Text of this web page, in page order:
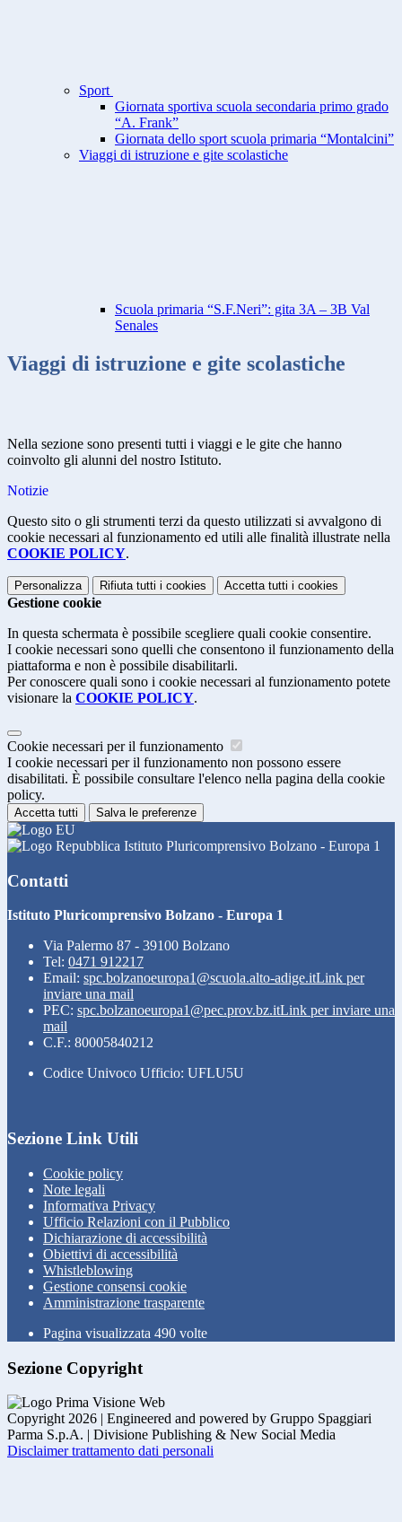
Sport
Giornata sportiva scuola secondaria primo grado
“A. Frank”
Giornata dello sport scuola primaria “Montalcini”
Viaggi di istruzione e gite scolastiche
Scuola primaria “S.F.Neri”: gita 3A – 3B Val
Senales
Viaggi di istruzione e gite scolastiche
Nella sezione sono presenti tutti i viaggi e le gite che hanno
coinvolto gli alunni del nostro Istituto.
Notizie
Questo sito o gli strumenti terzi da questo utilizzati si avvalgono di
cookie necessari al funzionamento ed utili alle finalità illustrate nella
COOKIE POLICY.
Personalizza Rifiuta tutti i cookies Accetta tutti i cookies
Gestione cookie
In questa schermata è possibile scegliere quali cookie consentire.
I cookie necessari sono quelli che consentono il funzionamento della
piattaforma e non è possibile disabilitarli.
Per conoscere quali sono i cookie necessari al funzionamento potete
visionare la COOKIE POLICY.
Cookie necessari per il funzionamento
I cookie necessari per il funzionamento non possono essere
disabilitati. È possibile consultare l'elenco nella pagina della cookie
policy.
Accetta tutti Salva le preferenze
Istituto Pluricomprensivo Bolzano - Europa 1
Contatti
Istituto Pluricomprensivo Bolzano - Europa 1
Via Palermo 87 - 39100 Bolzano
Tel: 0471 912217
Email: spc.bolzanoeuropa1@scuola.alto-adige.itLink per
inviare una mail
PEC: spc.bolzanoeuropa1@pec.prov.bz.itLink per inviare una
mail
C.F.: 80005840212
Codice Univoco Ufficio: UFLU5U
Sezione Link Utili
Cookie policy
Note legali
Informativa Privacy
Ufficio Relazioni con il Pubblico
Dichiarazione di accessibilità
Obiettivi di accessibilità
Whistleblowing
Gestione consensi cookie
Amministrazione trasparente
Pagina visualizzata 490 volte
Sezione Copyright
Copyright 2026 | Engineered and powered by Gruppo Spaggiari
Parma S.p.A. | Divisione Publishing & New Social Media
Disclaimer trattamento dati personali